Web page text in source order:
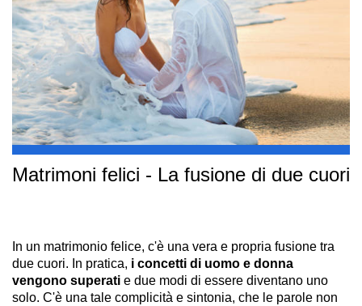
Matrimoni felici - La fusione di due cuori
In un matrimonio felice, c'è una vera e propria fusione tra
due cuori. In pratica, i concetti di uomo e donna
vengono superati e due modi di essere diventano uno
solo. C'è una tale complicità e sintonia, che le parole non